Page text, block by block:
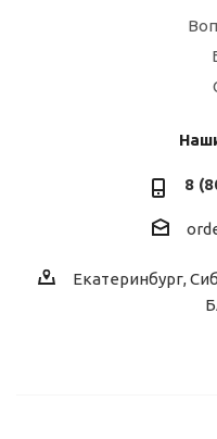
8
Екатеринбург,